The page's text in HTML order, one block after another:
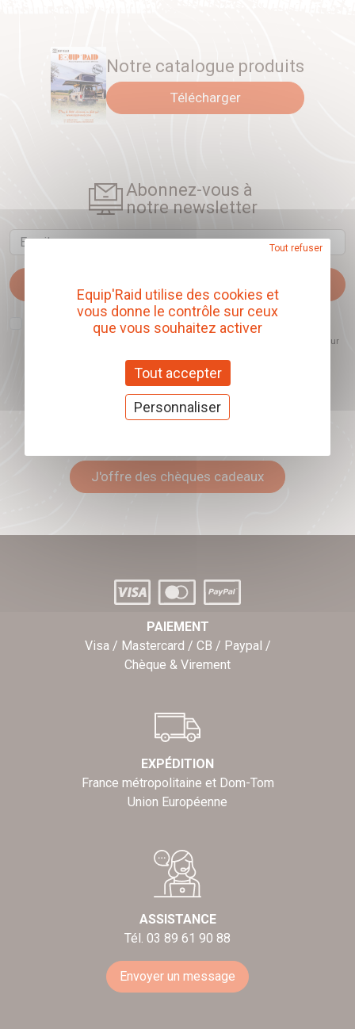
Notre catalogue produits
Télécharger
Abonnez-vous à
notre newsletter
Email
J'accepte que l'ouverture des newsletters soit mesurée, afin de mieux
comprendre les sujets qui m'intéressent et d'améliorer les contenus
proposés. Ce choix est modifiable à tout moment et reste sans incidence sur
J'offre des chèques cadeaux
PAIEMENT
Visa / Mastercard / CB / Paypal /
Chèque & Virement
EXPÉDITION
France métropolitaine et Dom-Tom
Union Européenne
ASSISTANCE
Tél. 03 89 61 90 88
Envoyer un message
Equip'Raid utilise des cookies et
vous donne le contrôle sur ceux
que vous souhaitez activer
Tout accepter
Tout refuser
Personnaliser